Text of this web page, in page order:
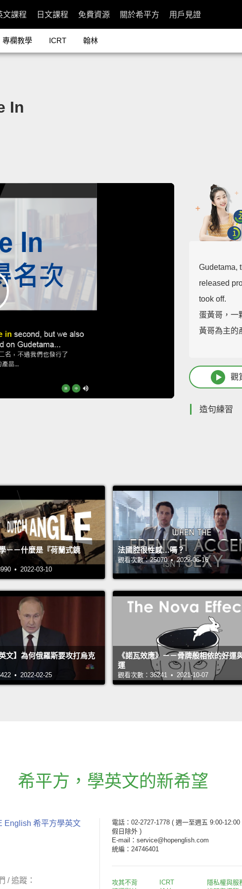
文課程 日文課程 免費資源 關於希平方 用戶見證
專欄教學 ICRT 翰林
In
Gudetama,
released
took off.
蛋黃哥，一
黃哥為主的
觀
造句練習
－－什麼是『荷蘭式鏡
• 2022-03-10
法國腔很性感…嗎？
觀看次數：25070 • 2022-06-16
文】為何俄羅斯要攻打烏克
• 2022-02-25
《諾瓦效應》－－骨牌般相依的好運
運
觀看次數：36241 • 2021-10-07
希平方 ， 學英文的新希望
English 希平方學英文
/ 追蹤：
電話：02-2727-1778 ( 週一至週五 9:00-
假日除外 )
E-mail：service@hopenglish.com
統編：24746401
攻其不背
ICRT
隱私權與服